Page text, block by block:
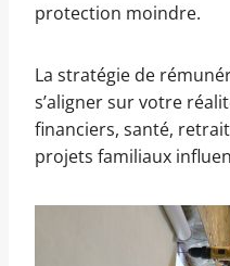
protection moindre.
La stratégie de
s’aligner sur votre
financiers, santé,
projets familiaux